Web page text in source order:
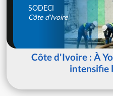
SODECI
Côte d'Ivoire
Côte d'Ivoire : À
intensifie